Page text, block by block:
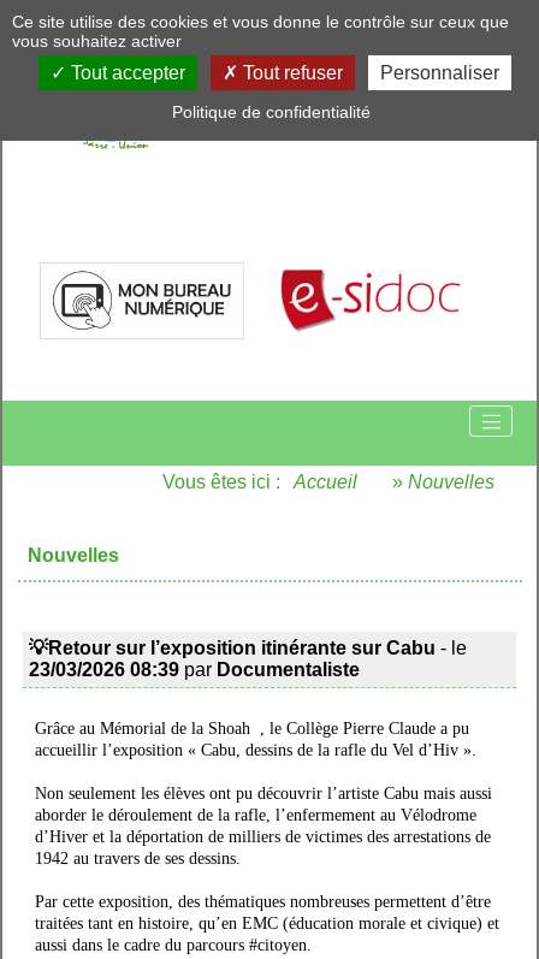
Vous êtes ici : Accueil » Nouvelles
Nouvelles
💡Retour sur l’exposition itinérante sur Cabu - le
23/03/2026 08:39par Documentaliste
Grâce au Mémorial de la Shoah , le Collège Pierre Claude a pu
accueillir l’exposition « Cabu, dessins de la rafle du Vel d’Hiv ».
Non seulement les élèves ont pu découvrir l’artiste Cabu mais aussi
aborder le déroulement de la rafle, l’enfermement au Vélodrome
d’Hiver et la déportation de milliers de victimes des arrestations de
1942 au travers de ses dessins.
Par cette exposition, des thématiques nombreuses permettent d’être
traitées tant en histoire, qu’en EMC (éducation morale et civique) et
aussi dans le cadre du parcours #citoyen.
Ce site utilise des cookies et vous donne le contrôle sur ceux que
vous souhaitez activer
Tout accepter Tout refuser Personnaliser
Politique de confidentialité